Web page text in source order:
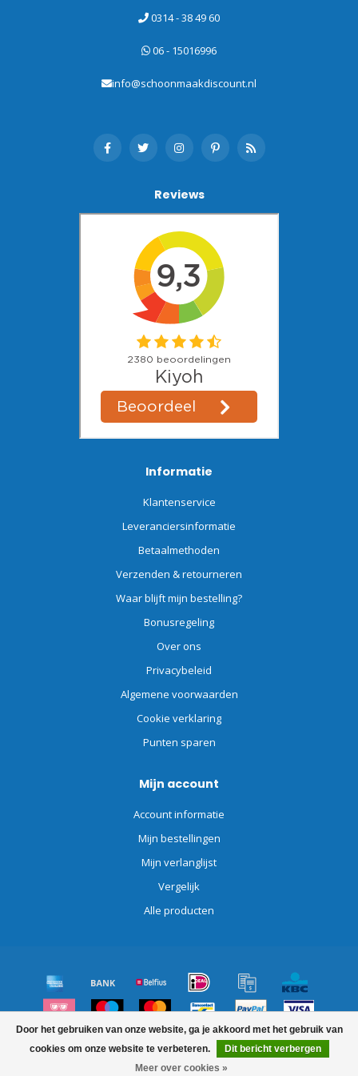
Door het gebruiken van onze website, ga je akkoord met het gebruik van
cookies om onze website te verbeteren.
Dit bericht verbergen
Meer over cookies »
0314 - 38 49 60
06 - 15016996
info@schoonmaakdiscount.nl
Reviews
Informatie
Klantenservice
Leveranciersinformatie
Betaalmethoden
Verzenden & retourneren
Waar blijft mijn bestelling?
Bonusregeling
Over ons
Privacybeleid
Algemene voorwaarden
Cookie verklaring
Punten sparen
Mijn account
Account informatie
Mijn bestellingen
Mijn verlanglijst
Vergelijk
Alle producten
© Copyright 2026 Schoonmaakdiscount.nl